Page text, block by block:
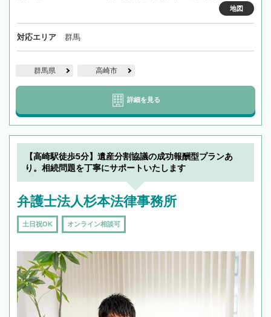
地図
対応エリア 群馬
群馬県 高崎市
詳細を見る
【高崎駅徒歩5分】遺産分割協議の成功報酬型プランあ
り。相続問題を丁寧にサポートいたします
弁護士法人杉本法律事務所
土日祝OK オンライン相談可